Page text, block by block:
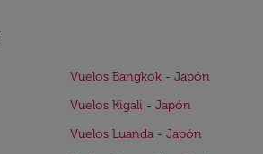
Vuelos Bangkok - Japón
Vuelos Kigali - Japón
Vuelos Luanda - Japón